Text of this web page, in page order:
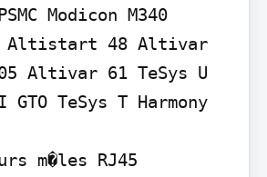
Modicon M340
Altistart 48 Altivar
Altivar 61 TeSys U
GTO TeSys T Harmony
m�les RJ45